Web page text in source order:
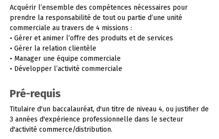
Acquérir l’ensemble des compétences nécessaires pour
prendre la responsabilité de tout ou partie d’une unité
commerciale au travers de 4 missions :
• Gérer et animer l’offre des produits et de services
• Gérer la relation clientèle
• Manager une équipe commerciale
• Développer l’activité commerciale
Pré-requis
Titulaire d'un baccalauréat, d'un titre de niveau 4, ou justifier de
3 années d'expérience professionnelle dans le secteur
d'activité commerce/distribution.